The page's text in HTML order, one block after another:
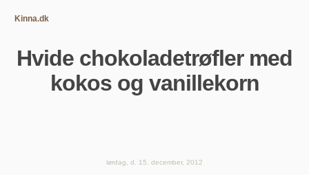
Kinna.dk
Hvide chokoladetrøfler med
kokos og vanillekorn
lørdag, d. 15. december, 2012